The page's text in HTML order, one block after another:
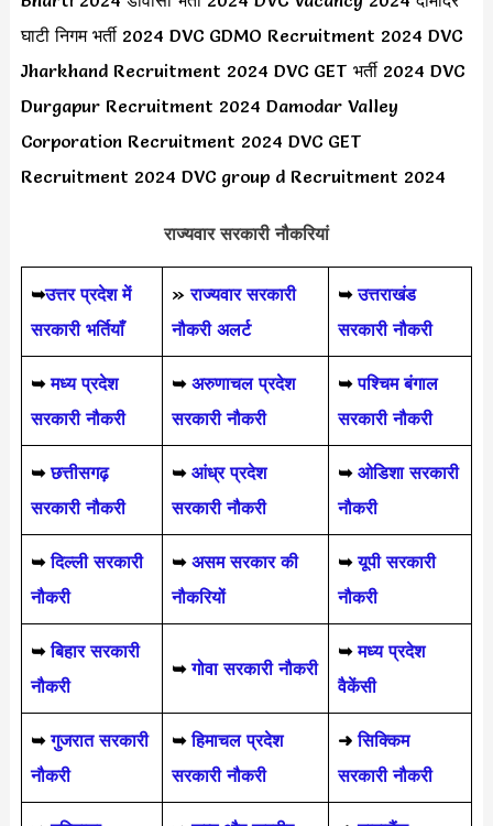
घाटी निगम भर्ती 2024 DVC GDMO Recruitment 2024 DVC
Jharkhand Recruitment 2024 DVC GET भर्ती 2024 DVC
Durgapur Recruitment 2024 Damodar Valley
Corporation Recruitment 2024 DVC GET
Recruitment 2024 DVC group d Recruitment 2024
राज्यवार सरकारी नौकरियां
➥उत्तर प्रदेश में
सरकारी भर्तियाँ
»राज्यवार सरकारी
नौकरी अलर्ट
➥ उत्तराखंड
सरकारी नौकरी
➥ मध्य प्रदेश
सरकारी नौकरी
➥ अरुणाचल प्रदेश
सरकारी नौकरी
➥ पश्चिम बंगाल
सरकारी नौकरी
➥ छत्तीसगढ़
सरकारी नौकरी
➥ आंध्र प्रदेश
सरकारी नौकरी
➥ ओडिशा सरकारी
नौकरी
➥ दिल्ली सरकारी
नौकरी
➥ असम सरकार की
नौकरियों
➥ यूपी सरकारी
नौकरी
➥बिहार सरकारी
नौकरी
➥गोवा सरकारी नौकरी
➥ मध्य प्रदेश
वैकेंसी
➥ गुजरात सरकारी
नौकरी
➥हिमाचल प्रदेश
सरकारी नौकरी
➜ सिक्किम
सरकारी नौकरी